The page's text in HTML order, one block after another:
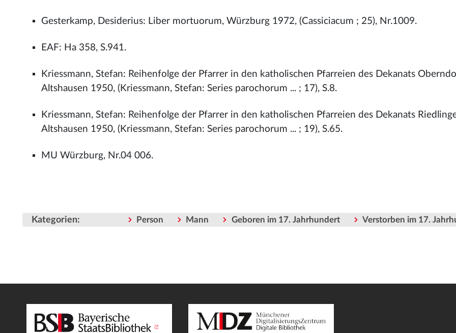
Gesterkamp, Desiderius: Liber mortuorum, Würzburg 1972, (Cassiciacum ; 25), Nr.1009.
EAF: Ha 358, S.941.
Kriessmann, Stefan: Reihenfolge der Pfarrer in den katholischen Pfarreien des Dekanats
Altshausen 1950, (Kriessmann, Stefan: Series parochorum ... ; 17), S.8.
Kriessmann, Stefan: Reihenfolge der Pfarrer in den katholischen Pfarreien des Dekanats
Altshausen 1950, (Kriessmann, Stefan: Series parochorum ... ; 19), S.65.
MU Würzburg, Nr.04 006.
Kategorien: Person Mann Geboren im 17. Jahrhundert Verstorben im 17.